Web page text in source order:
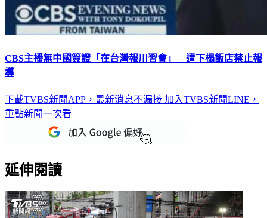
CBS主播無中國簽證「在台灣報川習會」 遭下榻飯店禁止報
下載TVBS新聞APP，最新消息不漏接
重點新聞一次看